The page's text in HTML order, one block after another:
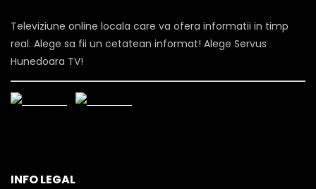
Televiziune online locala care va ofera informatii in timp
real. Alege sa fii un cetatean informat! Alege Servus
Hunedoara TV!
INFO LEGAL